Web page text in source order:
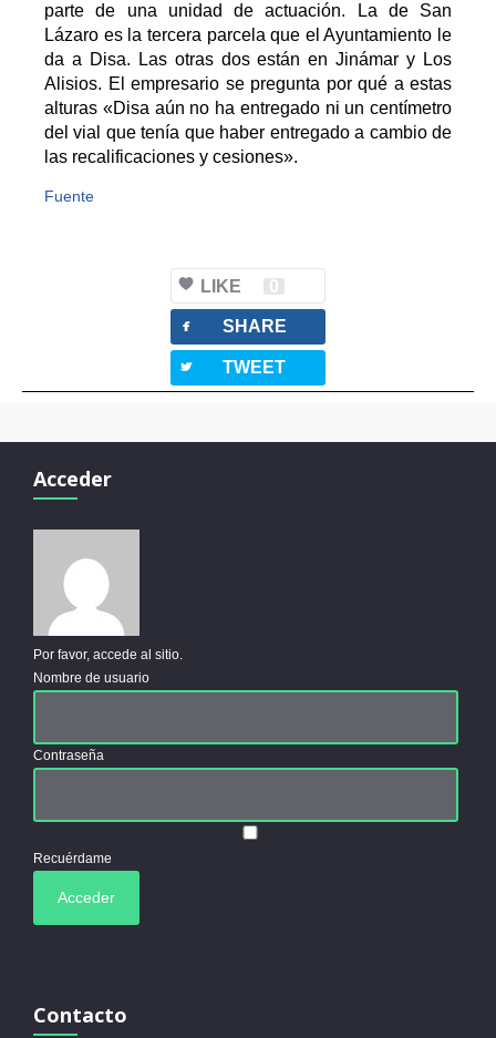
parte de una unidad de actuación. La de San
Lázaro es la tercera parcela que el Ayuntamiento le
da a Disa. Las otras dos están en Jinámar y Los
Alisios. El empresario se pregunta por qué a estas
alturas «Disa aún no ha entregado ni un centímetro
del vial que tenía que haber entregado a cambio de
las recalificaciones y cesiones».
Fuente
LIKE 0
facebook SHARE
twitterbird TWEET
Acceder
Por favor, accede al sitio.
Nombre de usuario
Contraseña
Recuérdame
Contacto